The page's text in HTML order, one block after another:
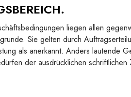
liegen allen
Sie gelten durch
als anerkannt. Anders lautende
der ausdrücklichen schriftlichen